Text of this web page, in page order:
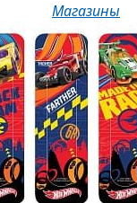
Магазины